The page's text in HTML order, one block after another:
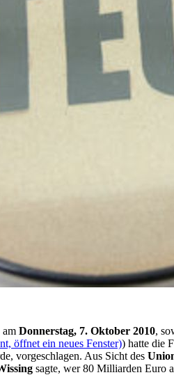
am Donnerstag, 7. Oktober 2010,
öffnet ein neues Fenster)) hatte die
vorgeschlagen. Aus Sicht des
sagte, wer 80 Milliarden Euro